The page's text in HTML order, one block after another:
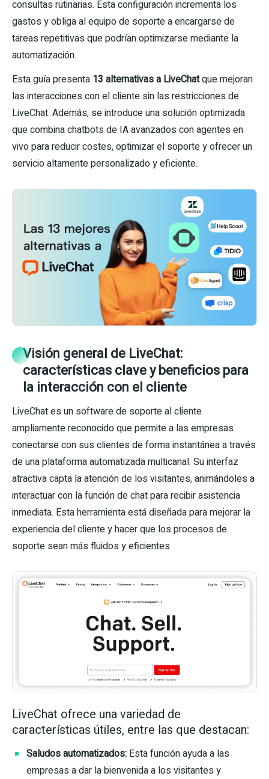
consultas rutinarias. Esta configuración incrementa los
gastos y obliga al equipo de soporte a encargarse de
tareas repetitivas que podrían optimizarse mediante la
automatización.
Esta guía presenta 13 alternativas a LiveChatque mejoran
las interacciones con el cliente sin las restricciones de
LiveChat. Además, se introduce una solución optimizada
que combina chatbots de IA avanzados con agentes en
vivo para reducir costes, optimizar el soporte y ofrecer un
servicio altamente personalizado y eficiente.
Visión general de LiveChat:
características clave y beneficios para
la interacción con el cliente
LiveChat es un software de soporte al cliente
ampliamente reconocido que permite a las empresas
conectarse con sus clientes de forma instantánea a través
de una plataforma automatizada multicanal. Su interfaz
atractiva capta la atención de los visitantes, animándoles a
interactuar con la función de chat para recibir asistencia
inmediata. Esta herramienta está diseñada para mejorar la
experiencia del cliente y hacer que los procesos de
soporte sean más fluidos y eficientes.
LiveChat ofrece una variedad de
características útiles, entre las que destacan:
Saludos automatizados: Esta función ayuda a las
empresas a dar la bienvenida a los visitantes y